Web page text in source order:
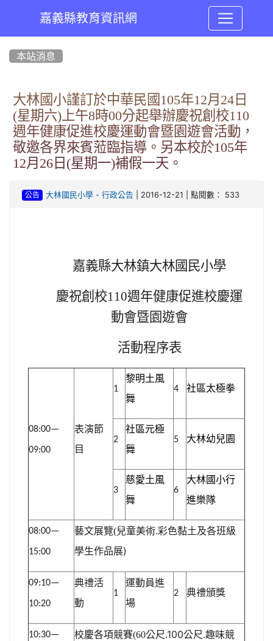
嘉義縣教育資訊網
本站消息
大林國小謹訂於中華民國105年12月24日
(星期六)上午8時00分起舉辦慶祝創校110
週年健康促進校慶運動會暨園遊會活動，
敬邀各界來賓蒞臨指導。另本校於105年
12月26日(星期一)補假一天。
公告 大林國民小學- 行政公告 | 2016-12-21 | 點閱數： 533
嘉義縣大林鎮大林國民小學
慶祝創校110週年健康促進校慶運
動會暨園遊會
活動程序表
08:00—
09:00
表演節
目
1
黎明土風
舞
4 社區太極拳
2
社區元極
舞
5 大林幼兒園
3
慈愛土風
舞
6
大林國小行
進樂隊
08:00—
15:00
藝文展覽(兒童美術.彩色黏土及各班級
學生作品展)
09:10—
10:20
典禮活
動
1
運動員進
場
2 典禮頒獎
10:30— 校慶各項競賽(60公尺.100公尺.趣味競